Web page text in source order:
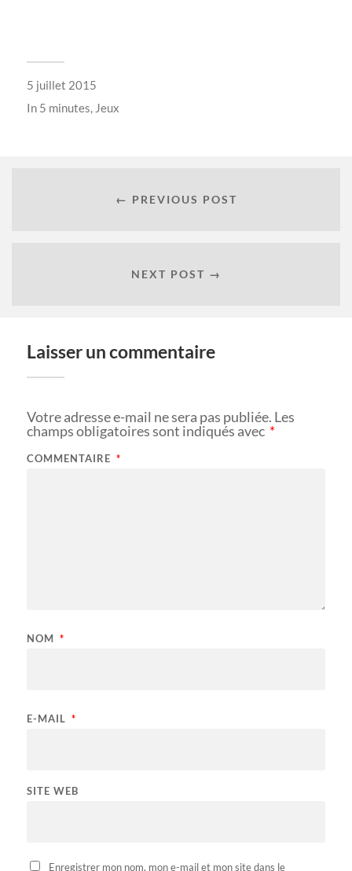
5 juillet 2015
In 5 minutes, Jeux
← PREVIOUS POST
NEXT POST →
Laisser un commentaire
Votre adresse e-mail ne sera pas publiée. Les
champs obligatoires sont indiqués avec *
COMMENTAIRE *
NOM *
E-MAIL *
SITE WEB
Enregistrer mon nom, mon e-mail et mon site dans le